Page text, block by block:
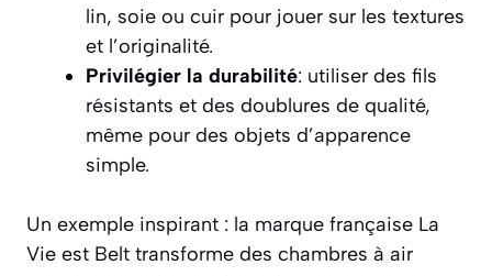
lin, soie ou cuir pour jouer sur les textures
et l’originalité.
Privilégier la durabilité: utiliser des fils
résistants et des doublures de qualité,
même pour des objets d’apparence
simple.
Un exemple inspirant : la marque française La
Vie est Belt transforme des chambres à air